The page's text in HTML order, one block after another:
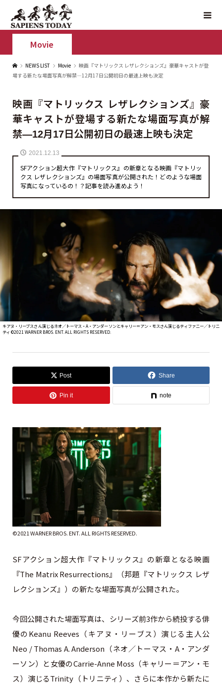
Movie
NEWS LIST Movie
映画『マトリックス レザレクションズ』豪華キャストが登
場する新たな場面写真が解禁—12月17日公開初日の最速上映も決定
映画『マトリックス レザレクションズ』豪
華キャストが登場する新たな場面写真が解
禁—12月17日公開初日の最速上映も決定
2021.12.13
SFアクション超大作『マトリックス』の新章となる映画『マトリッ
クス レザレクションズ』の場面写真が公開された！どのような場面
写真になっているの！？記事を読み進めよう！
キアヌ・リーブスさん演じるネオ／トーマス・A・アンダーソンとキャリー＝アン・モスさん演じるティファニー／トリニ
ティ ©2021 WARNER BROS. ENT. ALL RIGHTS RESERVED.
Post Share
Pin it note
©2021 WARNER BROS. ENT. ALL RIGHTS RESERVED.
SFアクション超大作『マトリックス』の新章となる映画
『The Matrix Resurrections』（邦題『マトリックス レザ
レクションズ』）の新たな場面写真が公開された。
今回公開された場面写真は、シリーズ前3作から続投する俳
優のKeanu Reeves（キアヌ・リーブス）演じる主人公
Neo / Thomas A. Anderson（ネオ／トーマス・A・アンダ
ーソン）と女優のCarrie-Anne Moss（キャリー＝アン・モ
ス）演じるTrinity（トリニティ）、さらに本作から新たに